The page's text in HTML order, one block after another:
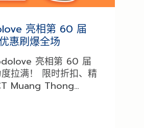
亮相第 60 届
惠刷爆全场
亮相第 60 届
拉满！ 限时折扣、精
Muang Thong
宠爱 爱购物的妈妈们